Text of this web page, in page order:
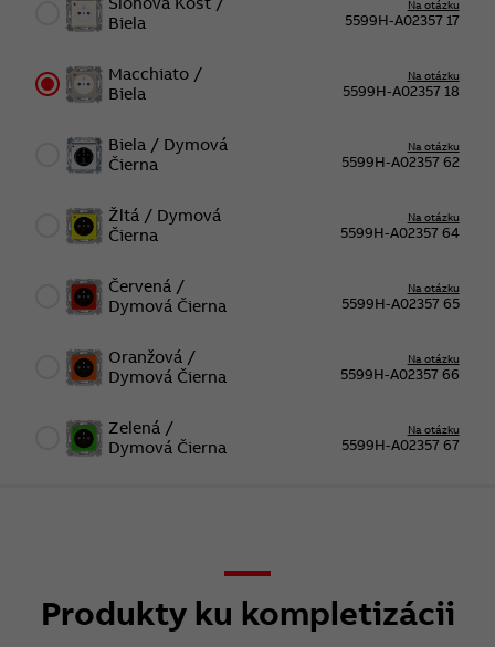
Biela
Na otázku
5599H-A02357 17
Macchiato /
Biela
Na otázku
5599H-A02357 18
Biela / Dymová
Čierna
Na otázku
5599H-A02357 62
Žltá / Dymová
Čierna
Na otázku
5599H-A02357 64
Červená /
Dymová Čierna
Na otázku
5599H-A02357 65
Oranžová /
Dymová Čierna
Na otázku
5599H-A02357 66
Zelená /
Dymová Čierna
Na otázku
5599H-A02357 67
Produkty ku kompletizácii